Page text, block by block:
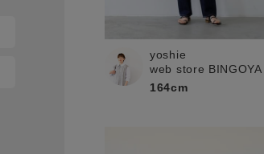
yoshie
web store BINGOYA
164cm